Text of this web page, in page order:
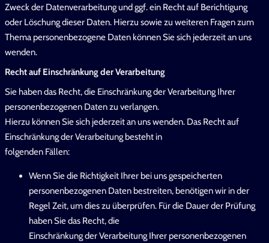
Zweck der Datenverarbeitung und ggf. ein Recht auf Berichtigung
oder Löschung dieser Daten. Hierzu sowie zu weiteren Fragen zum
Thema personenbezogene Daten können Sie sich jederzeit an uns
wenden.
Recht auf Einschränkung der Verarbeitung
Sie haben das Recht, die Einschränkung der Verarbeitung Ihrer
personenbezogenen Daten zu verlangen.
Hierzu können Sie sich jederzeit an uns wenden. Das Recht auf
Einschränkung der Verarbeitung besteht in
folgenden Fällen:
Wenn Sie die Richtigkeit Ihrer bei uns gespeicherten
personenbezogenen Daten bestreiten, benötigen wir in der
Regel Zeit, um dies zu überprüfen. Für die Dauer der Prüfung
haben Sie das Recht, die
Einschränkung der Verarbeitung Ihrer personenbezogenen